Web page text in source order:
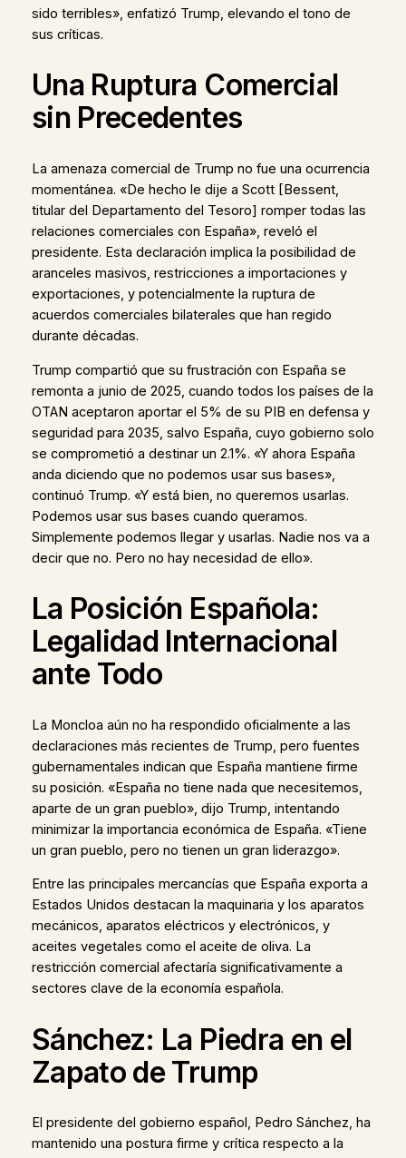
sido terribles», enfatizó Trump, elevando el tono de
sus críticas.
Una Ruptura Comercial
sin Precedentes
La amenaza comercial de Trump no fue una ocurrencia
momentánea. «De hecho le dije a Scott [Bessent,
titular del Departamento del Tesoro] romper todas las
relaciones comerciales con España», reveló el
presidente. Esta declaración implica la posibilidad de
aranceles masivos, restricciones a importaciones y
exportaciones, y potencialmente la ruptura de
acuerdos comerciales bilaterales que han regido
durante décadas.
Trump compartió que su frustración con España se
remonta a junio de 2025, cuando todos los países de la
OTAN aceptaron aportar el 5% de su PIB en defensa y
seguridad para 2035, salvo España, cuyo gobierno solo
se comprometió a destinar un 2.1%. «Y ahora España
anda diciendo que no podemos usar sus bases»,
continuó Trump. «Y está bien, no queremos usarlas.
Podemos usar sus bases cuando queramos.
Simplemente podemos llegar y usarlas. Nadie nos va a
decir que no. Pero no hay necesidad de ello».
La Posición Española:
Legalidad Internacional
ante Todo
La Moncloa aún no ha respondido oficialmente a las
declaraciones más recientes de Trump, pero fuentes
gubernamentales indican que España mantiene firme
su posición. «España no tiene nada que necesitemos,
aparte de un gran pueblo», dijo Trump, intentando
minimizar la importancia económica de España. «Tiene
un gran pueblo, pero no tienen un gran liderazgo».
Entre las principales mercancías que España exporta a
Estados Unidos destacan la maquinaria y los aparatos
mecánicos, aparatos eléctricos y electrónicos, y
aceites vegetales como el aceite de oliva. La
restricción comercial afectaría significativamente a
sectores clave de la economía española.
Sánchez: La Piedra en el
Zapato de Trump
El presidente del gobierno español, Pedro Sánchez, ha
mantenido una postura firme y crítica respecto a la